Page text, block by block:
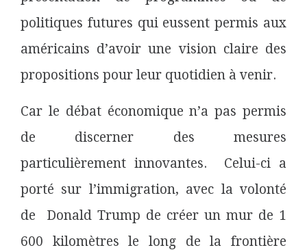
politiques futures qui eussent permis aux
américains d’avoir une vision claire des
propositions pour leur quotidien à venir.
Car le débat économique n’a pas permis
de discerner des mesures
particulièrement innovantes. Celui-ci a
porté sur l’immigration, avec la volonté
de Donald Trump de créer un mur de 1
600 kilomètres le long de la frontière